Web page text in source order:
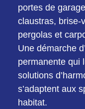
portes de
claustras, brise-
pergolas et
Une démarche
permanente qui
solutions
s’adaptent aux
habitat.